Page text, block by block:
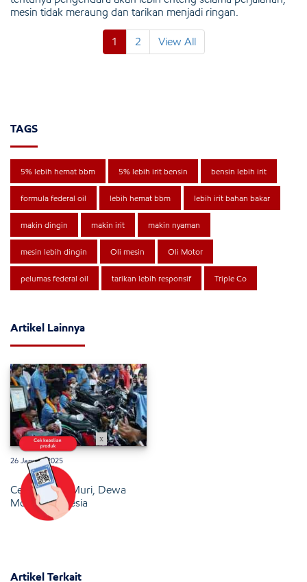
mesin tidak meraung dan tarikan menjadi ringan.
1 2 View All
TAGS
5% lebih hemat bbm 5% lebih irit bensin bensin lebih irit
formula federal oil lebih hemat bbm lebih irit bahan bakar
makin dingin makin irit makin nyaman
mesin lebih dingin Oli mesin Oli Motor
pelumas federal oil tarikan lebih responsif Triple Co
Artikel Lainnya
26 Januari 2025
Cetak Rekor Muri, Dewa
Motor Indonesia
Artikel Terkait
x